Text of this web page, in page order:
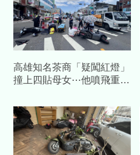
高雄知名茶商「疑闖紅燈」
撞上四貼母女⋯他噴飛重傷